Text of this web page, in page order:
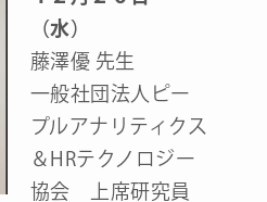
（水）
藤澤優 先生
一般社団法人ピー
プルアナリティクス
＆HRテクノロジー
協会 上席研究員